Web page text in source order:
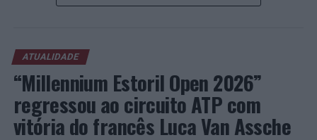
NÃO PERCA
Lisboa: Detido por roubos efetuados à porta de
estabelecimento de ensino
ATUALIDADE
“Millennium Estoril Open 2026”
regressou ao circuito ATP com
vitória do francês Luca Van Assche